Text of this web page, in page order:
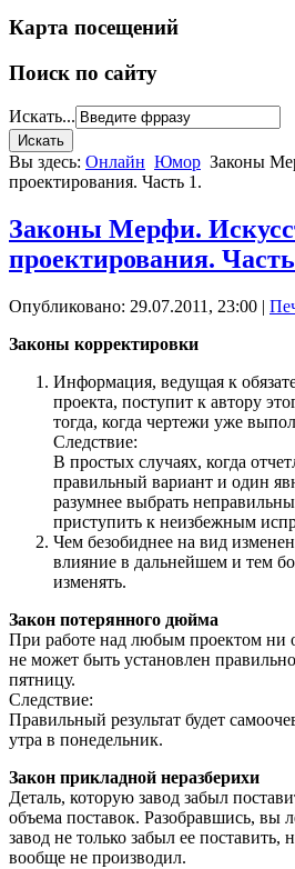
Карта посещений
Поиск по сайту
Искать...
Вы здесь: Онлайн Юмор Законы
проектирования. Часть 1.
Законы Мерфи.
проектирования.
Опубликовано: 29.07.2011, 23:00 |
Законы корректировки
Информация, ведущая к
проекта, поступит к автору
тогда, когда чертежи уже
Следствие:
В простых случаях, когда
правильный вариант и один
разумнее выбрать
приступить к неизбежным
Чем безобиднее на вид
влияние в дальнейшем и тем
изменять.
Закон потерянного дюйма
При работе над любым проектом ни
не может быть установлен
пятницу.
Следствие:
Правильный результат будет
утра в понедельник.
Закон прикладной неразберихи
Деталь, которую завод забыл
объема поставок. Разобравшись, вы
завод не только забыл ее поставить,
вообще не производил.